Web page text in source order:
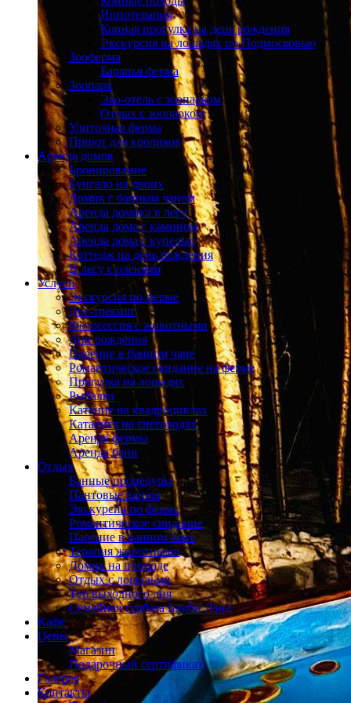
Иппотерапия
Конная прогулка на день рождения
Экскурсия на лошадях по Подмосковью
Зооферма
Баранья ферма
Зоопарк
Эко-отель с зоопарком
Отдых с зоопарком
Улиточная ферма
Приют для кроликов
Аренда домов
Бронирование
Бунгало на двоих
Домик с банным чаном
Аренда домика в лесу
Аренда дома с камином
Аренда дома с купелью
Коттедж на день рождения
В лесу с оленями
Услуги
Экскурсия по ферме
Дог-трекинг
Фотосессия с животными
Дни рождения
Парение в банном чане
Романтическое свидание на ферме
Прогулка на лошадях
Рыбалка
Катание на квадроциклах
Катаемся на снегоходах
Аренда фермы
Аренда бани
Отдых
Банные процедуры
Пантовые ванны
Экскурсия по ферме
Романтическое свидание
Парение в банном чане
Терапия животными
Домик на природе
Отдых с лошадьми
Тур выходного дня
Семейная турбаза Бэмби Лэнд
Кафе
Цены
Магазин
Подарочный сертификат
Галерея
Контакты